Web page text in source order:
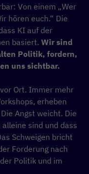
Von einem „Wer
hören euch.“ Die
KI auf der
basiert. Wir sind
Politik, fordern,
uns sichtbar.
Ort. Immer mehr
erheben
Angst weicht. Die
sind und dass
Schweigen bricht
Forderung nach
Politik und im